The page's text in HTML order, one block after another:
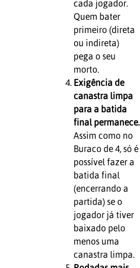
cada jogador.
Quem bater
primeiro (direta
ou indireta)
pega o seu
morto.
Exigência de
canastra limpa
para a batida
final permanece.
Assim como no
Buraco de 4, só é
possível fazer a
batida final
(encerrando a
partida) se o
jogador já tiver
baixado pelo
menos uma
canastra limpa.